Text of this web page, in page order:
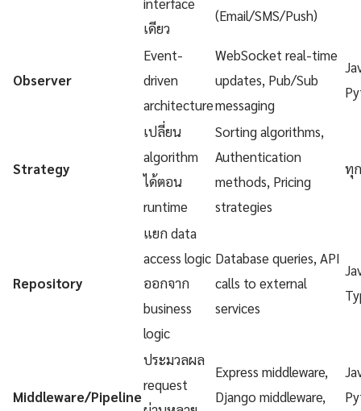
เดียว
(Email/SMS/Push)
Observer
Event-
driven
architecture
WebSocket real-time
updates, Pub/Sub
messaging
Strategy
เปลี่ยน
algorithm
ได้ตอน
runtime
Sorting algorithms,
Authentication
methods, Pricing
strategies
ทุ
Repository
แยก data
access logic
ออกจาก
business
logic
Database queries, API
calls to external
services
Middleware/Pipeline
ประมวลผล
request
Express middleware,
Django middleware,